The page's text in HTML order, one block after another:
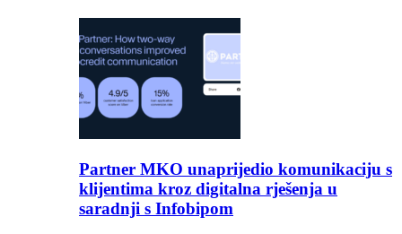
Partner MKO unaprijedio komunikaciju s
klijentima kroz digitalna rješenja u
saradnji s Infobipom